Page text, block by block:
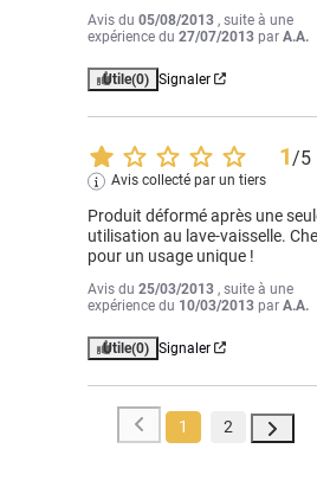
Avis du05/08/2013 , suite à une
expérience du27/07/2013 parA.A.
Utile(0) Signaler
1 /5
Avis collecté par un tiers
Produit déformé après une
utilisation au lave-vaisselle.
pour un usage unique !
Avis du25/03/2013 , suite à une
expérience du 10/03/2013 parA.A.
Utile(0) Signaler
1 2